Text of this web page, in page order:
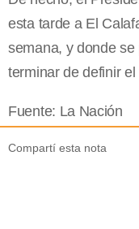
esta tarde a El
semana, y donde
terminar de definir el
Fuente: La Nación
Compartí esta nota